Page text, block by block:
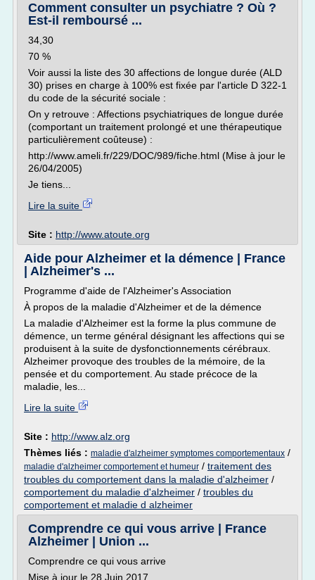
Comment consulter un psychiatre ? Où ?
Est-il remboursé ...
34,30
70 %
Voir aussi la liste des 30 affections de longue durée (ALD
30) prises en charge à 100% est fixée par l'article D 322-1
du code de la sécurité sociale :
On y retrouve : Affections psychiatriques de longue durée
(comportant un traitement prolongé et une thérapeutique
particulièrement coûteuse) :
http://www.ameli.fr/229/DOC/989/fiche.html (Mise à jour le
26/04/2005)
Je tiens...
Lire la suite
Site : http://www.atoute.org
Aide pour Alzheimer et la démence | France
| Alzheimer's ...
Programme d'aide de l'Alzheimer's Association
À propos de la maladie d'Alzheimer et de la démence
La maladie d'Alzheimer est la forme la plus commune de
démence, un terme général désignant les affections qui se
produisent à la suite de dysfonctionnements cérébraux.
Alzheimer provoque des troubles de la mémoire, de la
pensée et du comportement. Au stade précoce de la
maladie, les...
Lire la suite
Site : http://www.alz.org
Thèmes liés : maladie d'alzheimer symptomes comportementaux /
maladie d'alzheimer comportement et humeur / traitement des
troubles du comportement dans la maladie d'alzheimer /
comportement du maladie d'alzheimer / troubles du
comportement et maladie d alzheimer
Comprendre ce qui vous arrive | France
Alzheimer | Union ...
Comprendre ce qui vous arrive
Mise à jour le 28 Juin 2017